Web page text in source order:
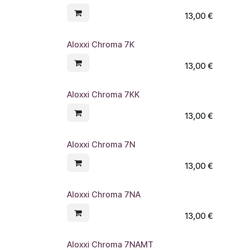
13,00€
Aloxxi Chroma 7K
13,00€
Aloxxi Chroma 7KK
13,00€
Aloxxi Chroma 7N
13,00€
Aloxxi Chroma 7NA
13,00€
Aloxxi Chroma 7NAMT